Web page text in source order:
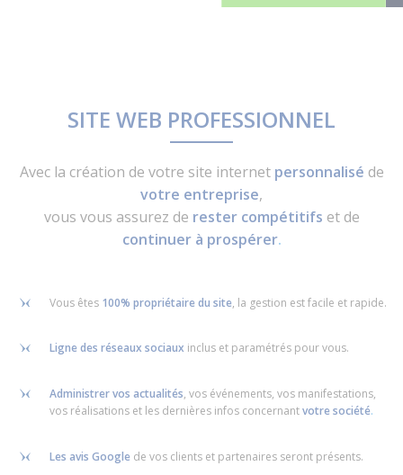
SITE WEB PROFESSIONNEL
Avec la création de votre site internet personnalisé de
votre entreprise,
vous vous assurez de rester compétitifs et de
continuer à prospérer.
Vous êtes 100% propriétaire du site, la gestion est facile et rapide.
Ligne des réseaux sociaux inclus et paramétrés pour vous.
Administrer vos actualités, vos événements, vos manifestations,
vos réalisations et les dernières infos concernantvotre société.
Les avis Google de vos clients et partenaires seront présents.